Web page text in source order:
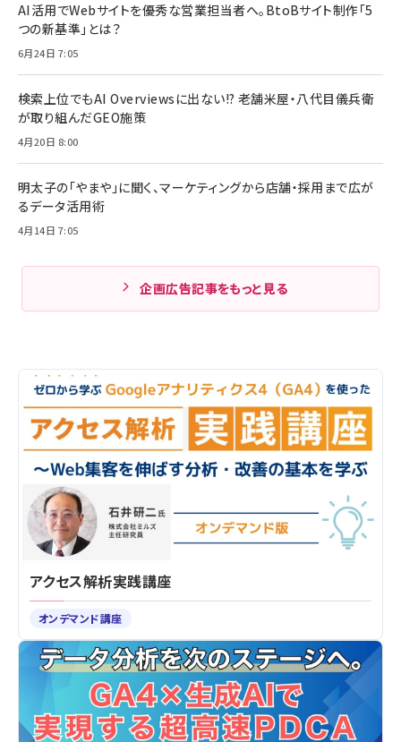
AI活用でWebサイトを優秀な営業担当者へ。BtoBサイト制作「5
つの新基準」とは？
6月24日 7:05
検索上位でもAI Overviewsに出ない!? 老舗米屋・八代目儀兵衛
が取り組んだGEO施策
4月20日 8:00
明太子の「やまや」に聞く、マーケティングから店舗・採用まで広が
るデータ活用術
4月14日 7:05
企画広告記事をもっと見る
アクセス解析実践講座
オンデマンド講座